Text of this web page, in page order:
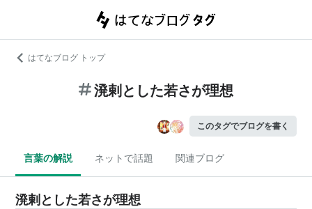
はてなブログ トップ
溌剌とした若さが理想
このタグでブログを書く
言葉の解説 ネットで話題 関連ブログ
溌剌とした若さが理想